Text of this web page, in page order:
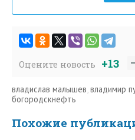
Оцените новость +13
владислав малышев,владимир
богородскнефть
Похожие